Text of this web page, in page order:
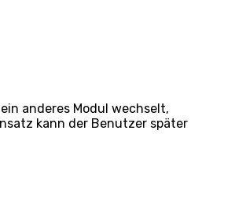
anderes Modul wechselt,
kann der Benutzer später